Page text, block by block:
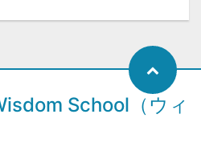
School（ウィ